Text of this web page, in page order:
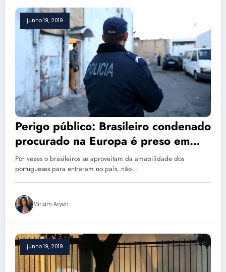
junho 19, 2019
Perigo público: Brasileiro condenado
procurado na Europa é preso em
Portugal
Por vezes o brasileiros se aproveitam da amabilidade dos
portugueses para entraram no país, não…
Miriam Aryeh
junho 19, 2019